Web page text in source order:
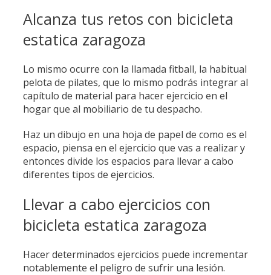
Alcanza tus retos con bicicleta
estatica zaragoza
Lo mismo ocurre con la llamada fitball, la habitual
pelota de pilates, que lo mismo podrás integrar al
capítulo de material para hacer ejercicio en el
hogar que al mobiliario de tu despacho.
Haz un dibujo en una hoja de papel de como es el
espacio, piensa en el ejercicio que vas a realizar y
entonces divide los espacios para llevar a cabo
diferentes tipos de ejercicios.
Llevar a cabo ejercicios con
bicicleta estatica zaragoza
Hacer determinados ejercicios puede incrementar
notablemente el peligro de sufrir una lesión.